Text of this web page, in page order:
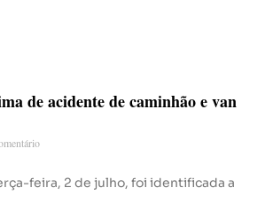
de acidente de caminhão e van
feira, 2 de julho, foi identificada a